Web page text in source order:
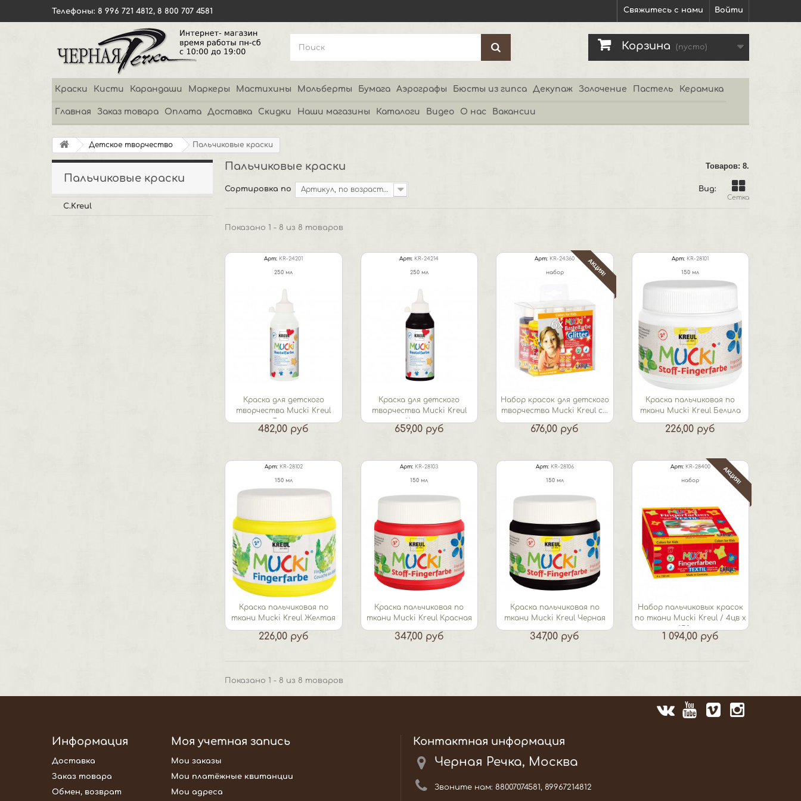
Войти
Свяжитесь с нами
Телефоны: 8 996 721 4812, 8 800 707 4581
Корзина (пусто)
Краски Кисти Карандаши Маркеры Мастихины Мольберты Бумага Аэрографы Бюсты из гипса Декупаж Золочение Пастель Керамика
Главная Заказ товара Оплата Доставка Скидки Наши магазины Каталоги Видео О нас Вакансии
Детское творчество Пальчиковые краски
Пальчиковые краски
C.Kreul
Пальчиковые краски Товаров: 8.
Вид:
Сетка
Сортировка по Артикул, по возрастанию
Показано 1 - 8 из 8 товаров
Арт: KR-24201
250 мл
Краска для детского
творчества Mucki Kreul
Белая
482,00 руб
Арт: KR-24214
250 мл
Краска для детского
творчества Mucki Kreul
Черная
659,00 руб
Арт: KR-24360
набор
Набор красок для детского
творчества Mucki Kreul с...
АКЦИЯ!
676,00 руб
Арт: KR-28101
150 мл
Краска пальчиковая по
ткани Mucki Kreul Белила
226,00 руб
Арт: KR-28102
150 мл
Краска пальчиковая по
ткани Mucki Kreul Желтая
226,00 руб
Арт: KR-28103
150 мл
Краска пальчиковая по
ткани Mucki Kreul Красная
347,00 руб
Арт: KR-28106
150 мл
Краска пальчиковая по
ткани Mucki Kreul Черная
347,00 руб
Арт: KR-28400
набор
Набор пальчиковых красок
по ткани Mucki Kreul / 4цв х
150 мл
АКЦИЯ!
1 094,00 руб
Показано 1 - 8 из 8 товаров
Информация
Доставка
Заказ товара
Обмен, возврат
Моя учетная запись
Мои заказы
Мои платёжные квитанции
Мои адреса
Контактная информация
Черная Речка, Москва
Звоните нам: 88007074581, 89967214812